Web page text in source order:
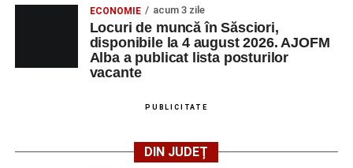
Trupei de Dansuri Săsești;
Alexandrei Pamfilie;
Alfred Dahinten.
– Proiecție cinematografică:
de Federico Fellini și Tullio Pinelli.
ECONOMIE acum 3 zile
Locuri de muncă în Săsciori,
disponibile la 4 august 2026. AJOFM
Alba a publicat lista posturilor
vacante
PUBLICITATE
DIN JUDEȚ